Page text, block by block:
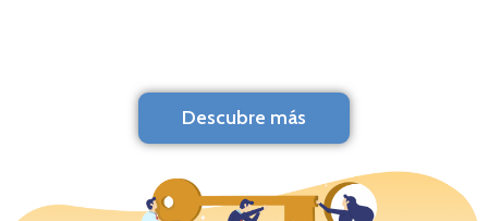
Descubre más